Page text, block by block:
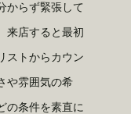
からず緊張して
来店すると最初
ストからカウン
や雰囲気の希
の条件を素直に